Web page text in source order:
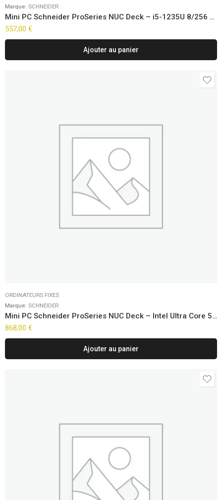
Marque: SCHNEIDER
Mini PC Schneider ProSeries NUC Deck – i5-1235U 8/256 Win11 Pro
557,00 €
Ajouter au panier
ORDINATEURS FIXES
Marque: SCHNEIDER
Mini PC Schneider ProSeries NUC Deck – Intel Ultra Core 5-125H Win11 Pro
868,00 €
Ajouter au panier